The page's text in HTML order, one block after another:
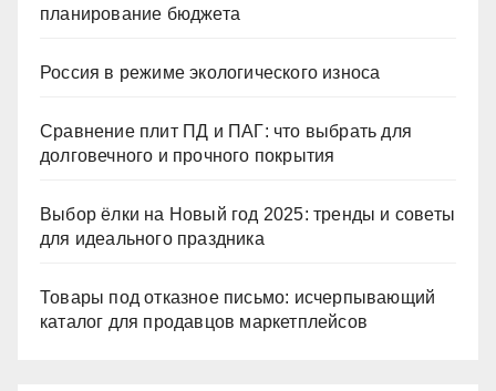
планирование бюджета
Россия в режиме экологического износа
Сравнение плит ПД и ПАГ: что выбрать для
долговечного и прочного покрытия
Выбор ёлки на Новый год 2025: тренды и советы
для идеального праздника
Товары под отказное письмо: исчерпывающий
каталог для продавцов маркетплейсов